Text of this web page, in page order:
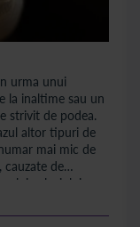
urma unui
la inaltime sau un
strivit de podea.
altor tipuri de
mai mic de
de
calcaiului.